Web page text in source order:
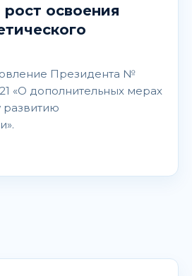
освоения
Президента №
«О дополнительных мерах
развитию